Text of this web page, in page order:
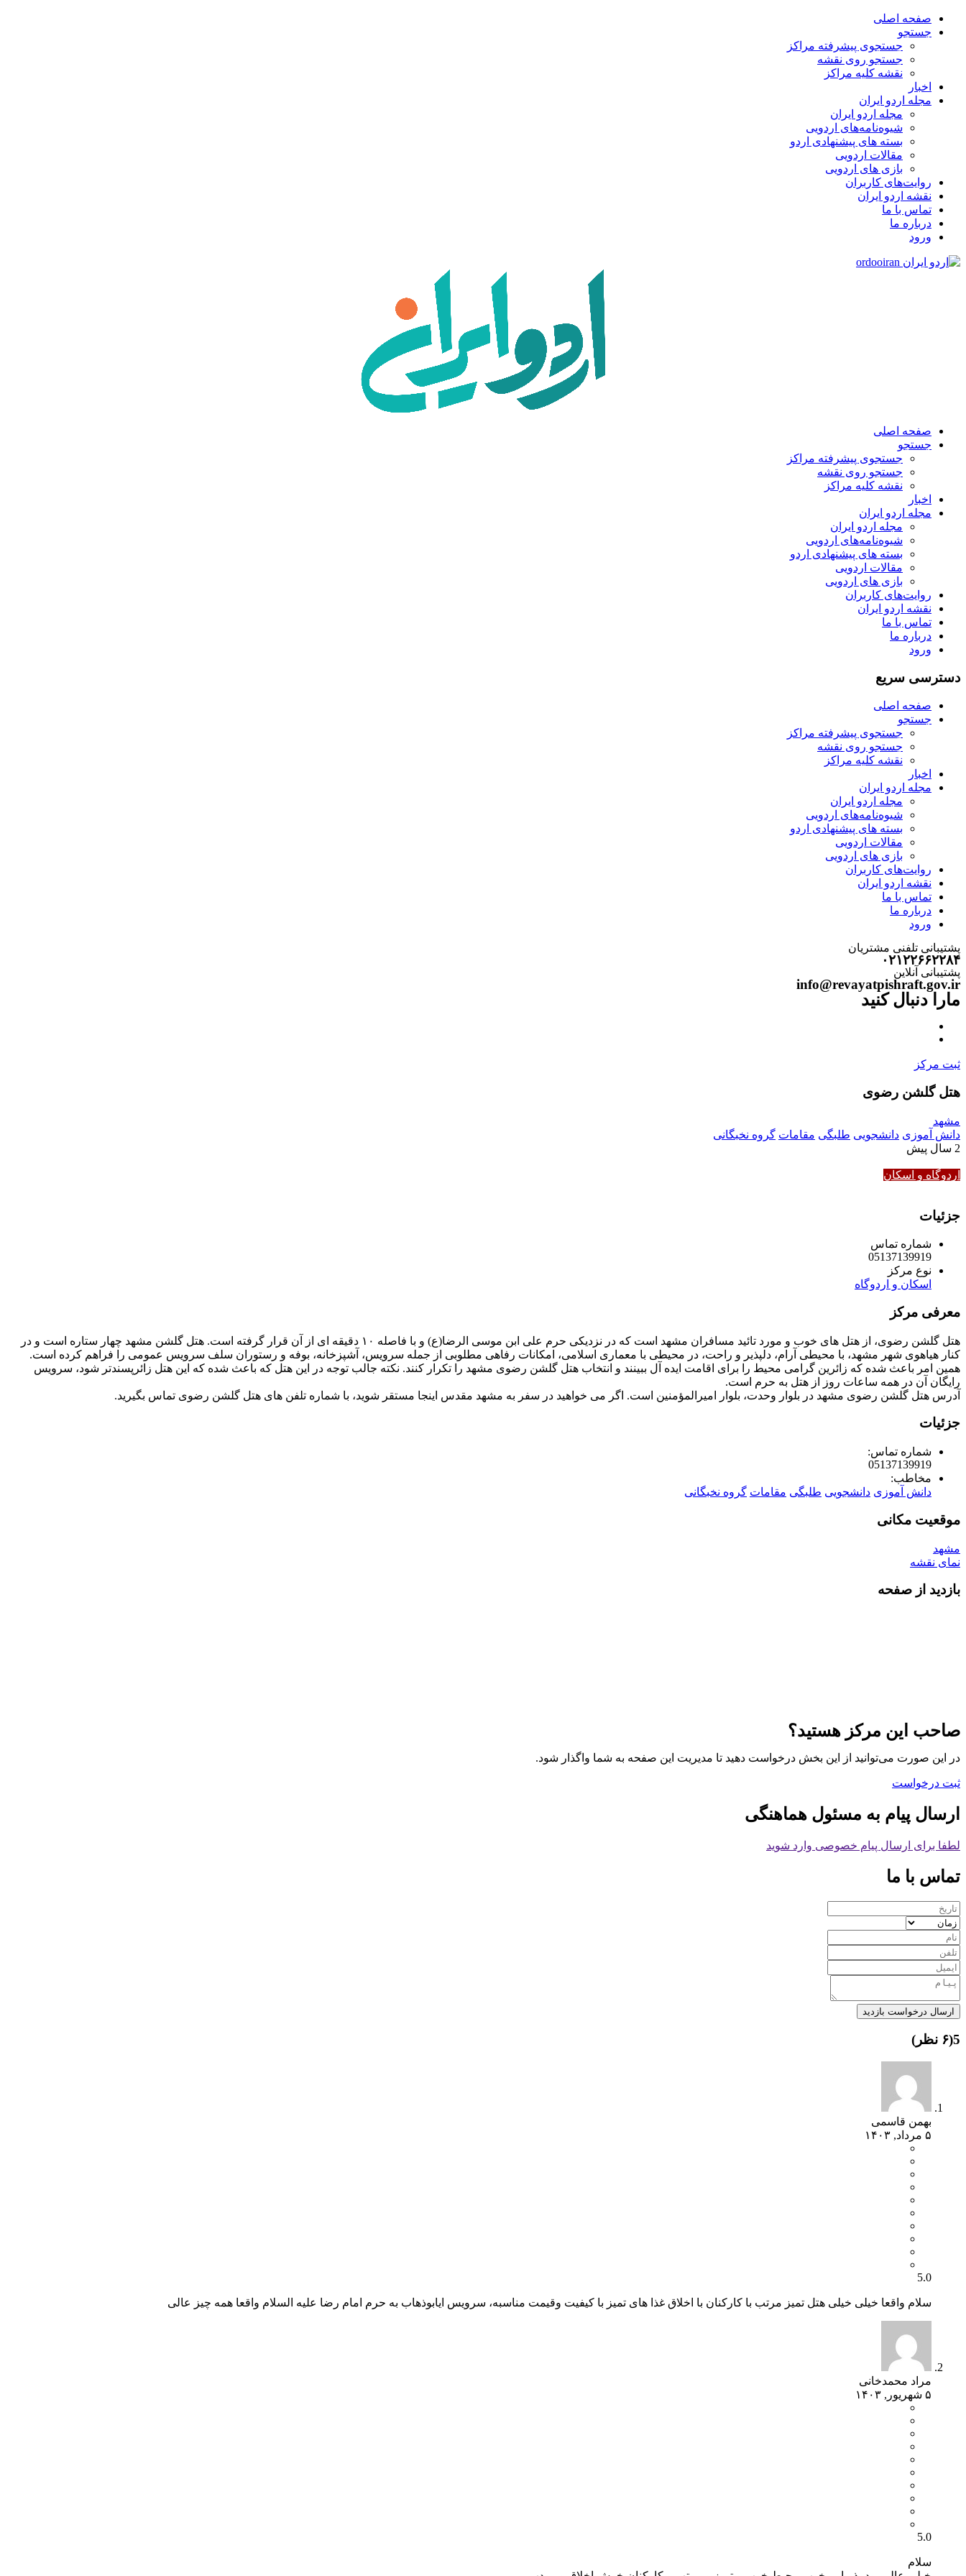
صفحه اصلی
جستجو
جستجوی پیشرفته مراکز
جستجو روی نقشه
نقشه کلیه مراکز
اخبار
مجله اردو ایران
مجله اردو ایران
شیوه‌نامه‌های اردویی
بسته های پیشنهادی اردو
مقالات اردویی
بازی های اردویی
روایت‌های کاربران
نقشه اردو ایران
تماس با ما
درباره ما
ورود
صفحه اصلی
جستجو
جستجوی پیشرفته مراکز
جستجو روی نقشه
نقشه کلیه مراکز
اخبار
مجله اردو ایران
مجله اردو ایران
شیوه‌نامه‌های اردویی
بسته های پیشنهادی اردو
مقالات اردویی
بازی های اردویی
روایت‌های کاربران
نقشه اردو ایران
تماس با ما
درباره ما
ورود
دسترسی سریع
صفحه اصلی
جستجو
جستجوی پیشرفته مراکز
جستجو روی نقشه
نقشه کلیه مراکز
اخبار
مجله اردو ایران
مجله اردو ایران
شیوه‌نامه‌های اردویی
بسته های پیشنهادی اردو
مقالات اردویی
بازی های اردویی
روایت‌های کاربران
نقشه اردو ایران
تماس با ما
درباره ما
ورود
پشتیبانی تلفنی مشتریان
۰۲۱۲۲۶۶۲۲۸۴
پشتیبانی آنلاین
info@revayatpishraft.gov.ir
مارا دنبال کنید
ثبت مرکز
هتل گلشن رضوی
مشهد
دانش آموزی دانشجویی طلبگی مقامات گروه نخبگانی
2 سال پیش
اردوگاه و اسکان
جزئیات
شماره تماس
05137139919
نوع مرکز
اسکان و اردوگاه
معرفی مرکز
هتل گلشن رضوی، از هتل های خوب و مورد تائید مسافران مشهد است که در نزدیکی حرم علی ابن موسی الرضا(ع) و با فاصله ۱۰ دقیقه ای از آن قرار گرفته است. هتل گلشن مشهد چهار ستاره است و در
کنار هیاهوی شهر مشهد، با محیطی آرام، دلپذیر و راحت، در محیطی با معماری اسلامی، امکانات رفاهی مطلوبی از جمله سرویس، آشپزخانه، بوفه و رستوران سلف سرویس عمومی را فراهم کرده است.
همین امر باعث شده که زائرین گرامی محیط را برای اقامت ایده آل ببینند و انتخاب هتل گلشن رضوی مشهد را تکرار کنند. نکته جالب توجه در این هتل که باعث شده که این هتل زائرپسندتر شود، سرویس
رایگان آن در همه ساعات روز از هتل به حرم است.
آدرس هتل گلشن رضوی مشهد در بلوار وحدت، بلوار امیرالمؤمنین است. اگر می خواهید در سفر به مشهد مقدس اینجا مستقر شوید، با شماره تلفن های هتل گلشن رضوی تماس بگیرید.
جزئیات
شماره تماس:
05137139919
مخاطب:
دانش آموزی دانشجویی طلبگی مقامات گروه نخبگانی
موقعیت مکانی
مشهد
نمای نقشه
بازدید از صفحه
صاحب این مرکز هستید؟
در این صورت می‌توانید از این بخش درخواست دهید تا مدیریت این صفحه به شما واگذار شود.
ثبت درخواست
ارسال پیام به مسئول هماهنگی
لطفا برای ارسال پیام خصوصی وارد شوید
تماس با ما
ارسال درخواست بازدید
5(۶ نظر)
بهمن قاسمی
۵ مرداد, ۱۴۰۳
5.0
سلام واقعا خیلی خیلی هتل تمیز مرتب با کارکنان‌ با اخلاق غذا های تمیز با کیفیت وقیمت مناسبه، سرویس ایابوذهاب به حرم امام رضا علیه السلام واقعا همه چیز عالی
مراد محمدخانی
۵ شهریور, ۱۴۰۳
5.0
سلام